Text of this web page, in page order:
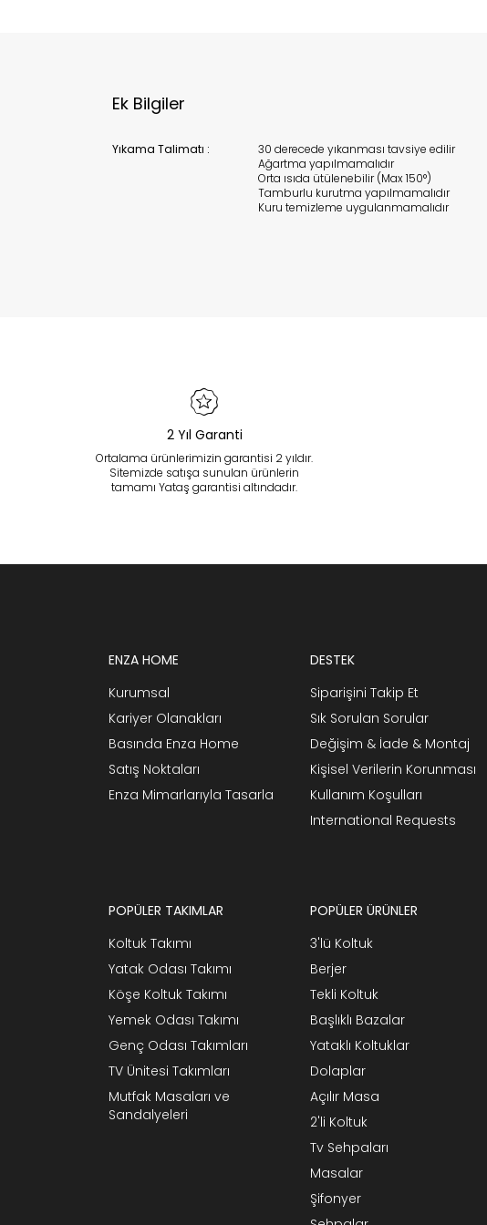
Ek Bilgiler
Yıkama Talimatı :
30 derecede yıkanması tavsiye edilir
Ağartma yapılmamalıdır
Orta ısıda ütülenebilir (Max 150°)
Tamburlu kurutma yapılmamalıdır
Kuru temizleme uygulanmamalıdır
2 Yıl Garanti
Ortalama ürünlerimizin garantisi 2 yıldır.
Sitemizde satışa sunulan ürünlerin
tamamı Yataş garantisi altındadır.
ENZA HOME
Kurumsal
Kariyer Olanakları
Basında Enza Home
Satış Noktaları
Enza Mimarlarıyla Tasarla
DESTEK
Siparişini Takip Et
Sık Sorulan Sorular
Değişim & İade & Montaj
Kişisel Verilerin Korunması
Kullanım Koşulları
International Requests
POPÜLER TAKIMLAR
Koltuk Takımı
Yatak Odası Takımı
Köşe Koltuk Takımı
Yemek Odası Takımı
Genç Odası Takımları
TV Ünitesi Takımları
Mutfak Masaları ve
Sandalyeleri
POPÜLER ÜRÜNLER
3'lü Koltuk
Berjer
Tekli Koltuk
Başlıklı Bazalar
Yataklı Koltuklar
Dolaplar
Açılır Masa
2'li Koltuk
Tv Sehpaları
Masalar
Şifonyer